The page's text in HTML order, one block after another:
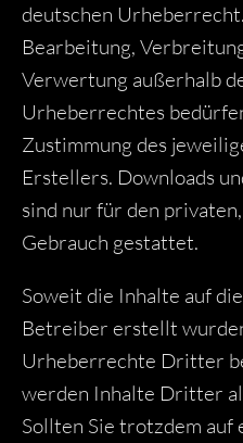
deutschen
Bearbeitung,
Verwertung außerhalb
Urheberrechtes
Zustimmung des
Erstellers. Downloads
sind nur für den
Gebrauch gestattet.
Soweit die Inhalte auf
Betreiber erstellt
Urheberrechte Dritter
werden Inhalte Dritter
Sollten Sie trotzdem auf